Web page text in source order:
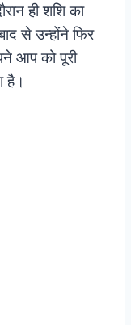
ही शशि का
से उन्होंने फिर
आप को पूरी
है।